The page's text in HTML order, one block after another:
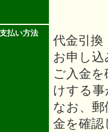
払い方法
代金引
お申し
ご入金
けする
なお、
金を確